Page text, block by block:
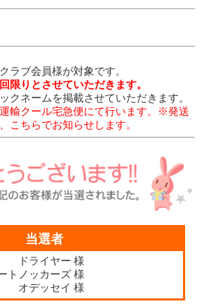
ラブ会員様が対象です。
限りとさせていただきます。
クネームを掲載させていただきます。
輸クール宅急便にて行います。※発送
こちらでお知らせします。
当選者
イヤー 様
トノッカーズ 様
ッセイ 様